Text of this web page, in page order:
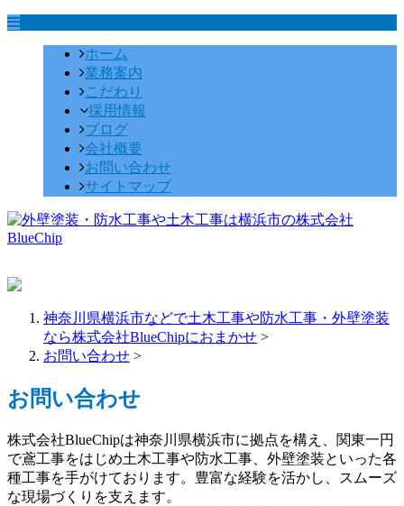
ホーム
業務案内
こだわり
採用情報
ブログ
会社概要
お問い合わせ
サイトマップ
神奈川県横浜市などで土木工事や防水工事・外壁塗装
なら株式会社BlueChipにおまかせ >
お問い合わせ >
お問い合わせ
株式会社BlueChipは神奈川県横浜市に拠点を構え、関東一円
で鳶工事をはじめ土木工事や防水工事、外壁塗装といった各
種工事を手がけております。豊富な経験を活かし、スムーズ
な現場づくりを支えます。